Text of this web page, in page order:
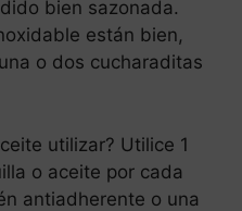
bien sazonada.
están bien,
o dos cucharaditas
utilizar? Utilice 1
o aceite por cada
antiadherente o una